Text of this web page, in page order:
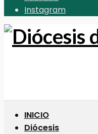
Instagram
INICIO
Diócesis